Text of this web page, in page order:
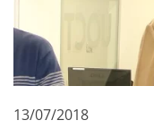
13/07/2018